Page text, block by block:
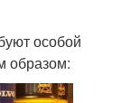
особой
образом: